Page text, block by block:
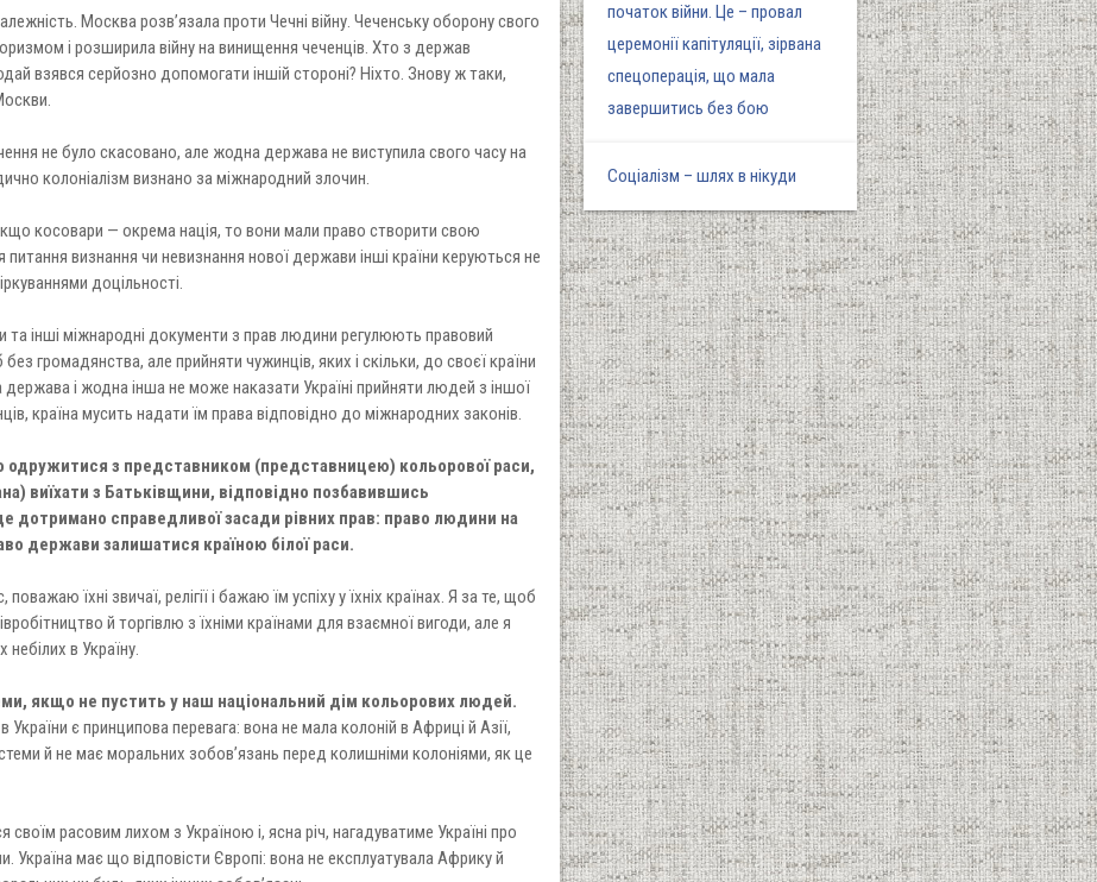
Москва розв’язала проти Чечні війну. Чеченську оборону свого
і розширила війну на винищення чеченців. Хто з держав
взявся серйозно допомогати іншій стороні? Ніхто. Знову ж таки,
не було скасовано, але жодна держава не виступила свого часу на
колоніалізм визнано за міжнародний злочин.
косовари — окрема нація, то вони мали право створити свою
визнання чи невизнання нової держави інші країни керуються не
доцільності.
та інші міжнародні документи з прав людини регулюють правовий
громадянства, але прийняти чужинців, яких і скільки, до своєї країни
і жодна інша не може наказати Україні прийняти людей з іншої
країна мусить надати їм права відповідно до міжнародних законів.
одружитися з представником (представницею) кольорової раси,
виїхати з Батьківщини, відповідно позбавившись
дотримано справедливої засади рівних прав: право людини на
держави залишатися країною білої раси.
їхні звичаї, релігії і бажаю їм успіху у їхніх країнах. Я за те, щоб
й торгівлю з їхніми країнами для взаємної вигоди, але я
небілих в Україну.
якщо не пустить у наш національний дім кольорових людей.
є принципова перевага: вона не мала колоній в Африці й Азії,
й не має моральних зобов’язань перед колишніми колоніями, як це
своїм расовим лихом з Україною і, ясна річ, нагадуватиме Україні про
Україна має що відповісти Європі: вона не експлуатувала Африку й
початок війни. Це – провал
церемонії капітуляції, зірвана
спецоперація, що мала
завершитись без бою
Соціалізм – шлях в нікуди